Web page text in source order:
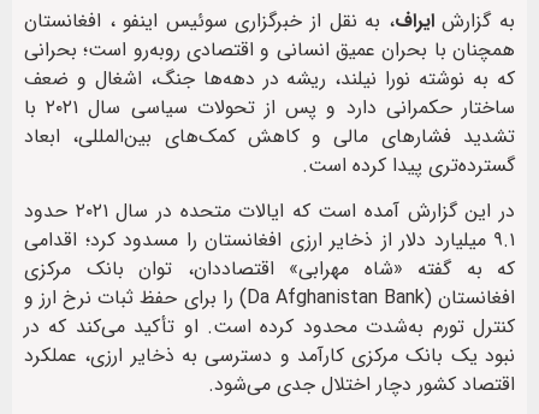
به گزارشایراف، به نقل از خبرگزاری سوئیس اینفو ، افغانستان
همچنان با بحران عمیق انسانی و اقتصادی روبه‌رو است؛ بحرانی
که به نوشته نورا نیلند، ریشه در دهه‌ها جنگ، اشغال و ضعف
ساختار حکمرانی دارد و پس از تحولات سیاسی سال ۲۰۲۱ با
تشدید فشارهای مالی و کاهش کمک‌های بین‌المللی، ابعاد
گسترده‌تری پیدا کرده است.
در این گزارش آمده است که ایالات متحده در سال ۲۰۲۱ حدود
۹.۱ میلیارد دلار از ذخایر ارزی افغانستان را مسدود کرد؛ اقدامی
که به گفته «شاه مهرابی» اقتصاددان، توان بانک مرکزی
افغانستان (Da Afghanistan Bank) را برای حفظ ثبات نرخ ارز و
کنترل تورم به‌شدت محدود کرده است. او تأکید می‌کند که در
نبود یک بانک مرکزی کارآمد و دسترسی به ذخایر ارزی، عملکرد
اقتصاد کشور دچار اختلال جدی می‌شود.